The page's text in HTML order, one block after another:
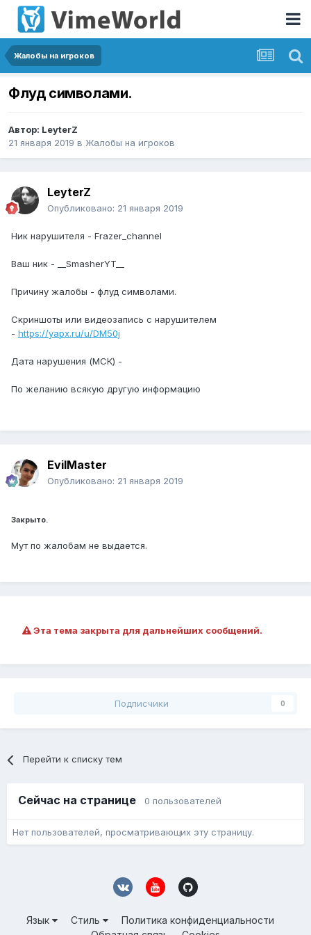
Жалобы на игроков
Флуд символами.
Автор: LeyterZ
21 января 2019 в Жалобы на игроков
LeyterZ
Опубликовано: 21 января 2019
Ник нарушителя - Frazer_channel
Ваш ник - __SmasherYT__
Причину жалобы - флуд символами.
Скриншоты или видеозапись с нарушителем
- https://yapx.ru/u/DM50j
Дата нарушения (МСК) -
По желанию всякую другую информацию
EvilMaster
Опубликовано: 21 января 2019
Закрыто.
Мут по жалобам не выдается.
Эта тема закрыта для дальнейших сообщений.
Подписчики 0
Перейти к списку тем
Сейчас на странице 0 пользователей
Нет пользователей, просматривающих эту страницу.
Язык Стиль
Политика конфиденциальности